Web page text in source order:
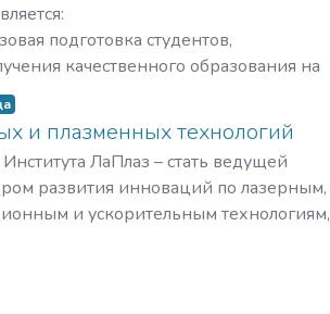
подготовка студентов,
качественного образования на
стандартов;
обучающихся в
нравственном развитии и
знаний;
мотивации и умения учиться;
школьников и студентов в
и плазменных технологий
ЛаПлаз – стать ведущей
развития инноваций по лазерным,
и ускорительным технологиям,